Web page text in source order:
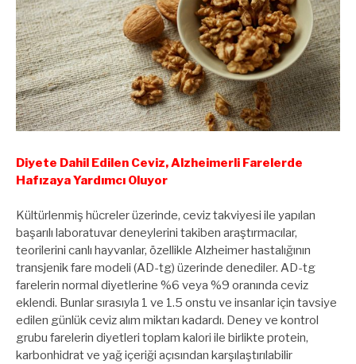
Diyete Dahil Edilen Ceviz, Alzheimerli Farelerde
Hafızaya Yardımcı Oluyor
Kültürlenmiş hücreler üzerinde, ceviz takviyesi ile yapılan
başarılı laboratuvar deneylerini takiben araştırmacılar,
teorilerini canlı hayvanlar, özellikle Alzheimer hastalığının
transjenik fare modeli (AD-tg) üzerinde denediler. AD-tg
farelerin normal diyetlerine %6 veya %9 oranında ceviz
eklendi. Bunlar sırasıyla 1 ve 1.5 onstu ve insanlar için tavsiye
edilen günlük ceviz alım miktarı kadardı. Deney ve kontrol
grubu farelerin diyetleri toplam kalori ile birlikte protein,
karbonhidrat ve yağ içeriği açısından karşılaştırılabilir